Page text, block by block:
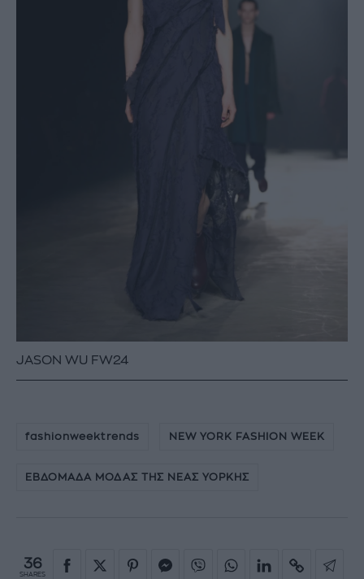
JASON WU FW24
fashionweektrends NEW YORK FASHION WEEK
ΕΒΔΟΜΑΔΑ ΜΟΔΑΣ ΤΗΣ ΝΕΑΣ ΥΟΡΚΗΣ
36
SHARES